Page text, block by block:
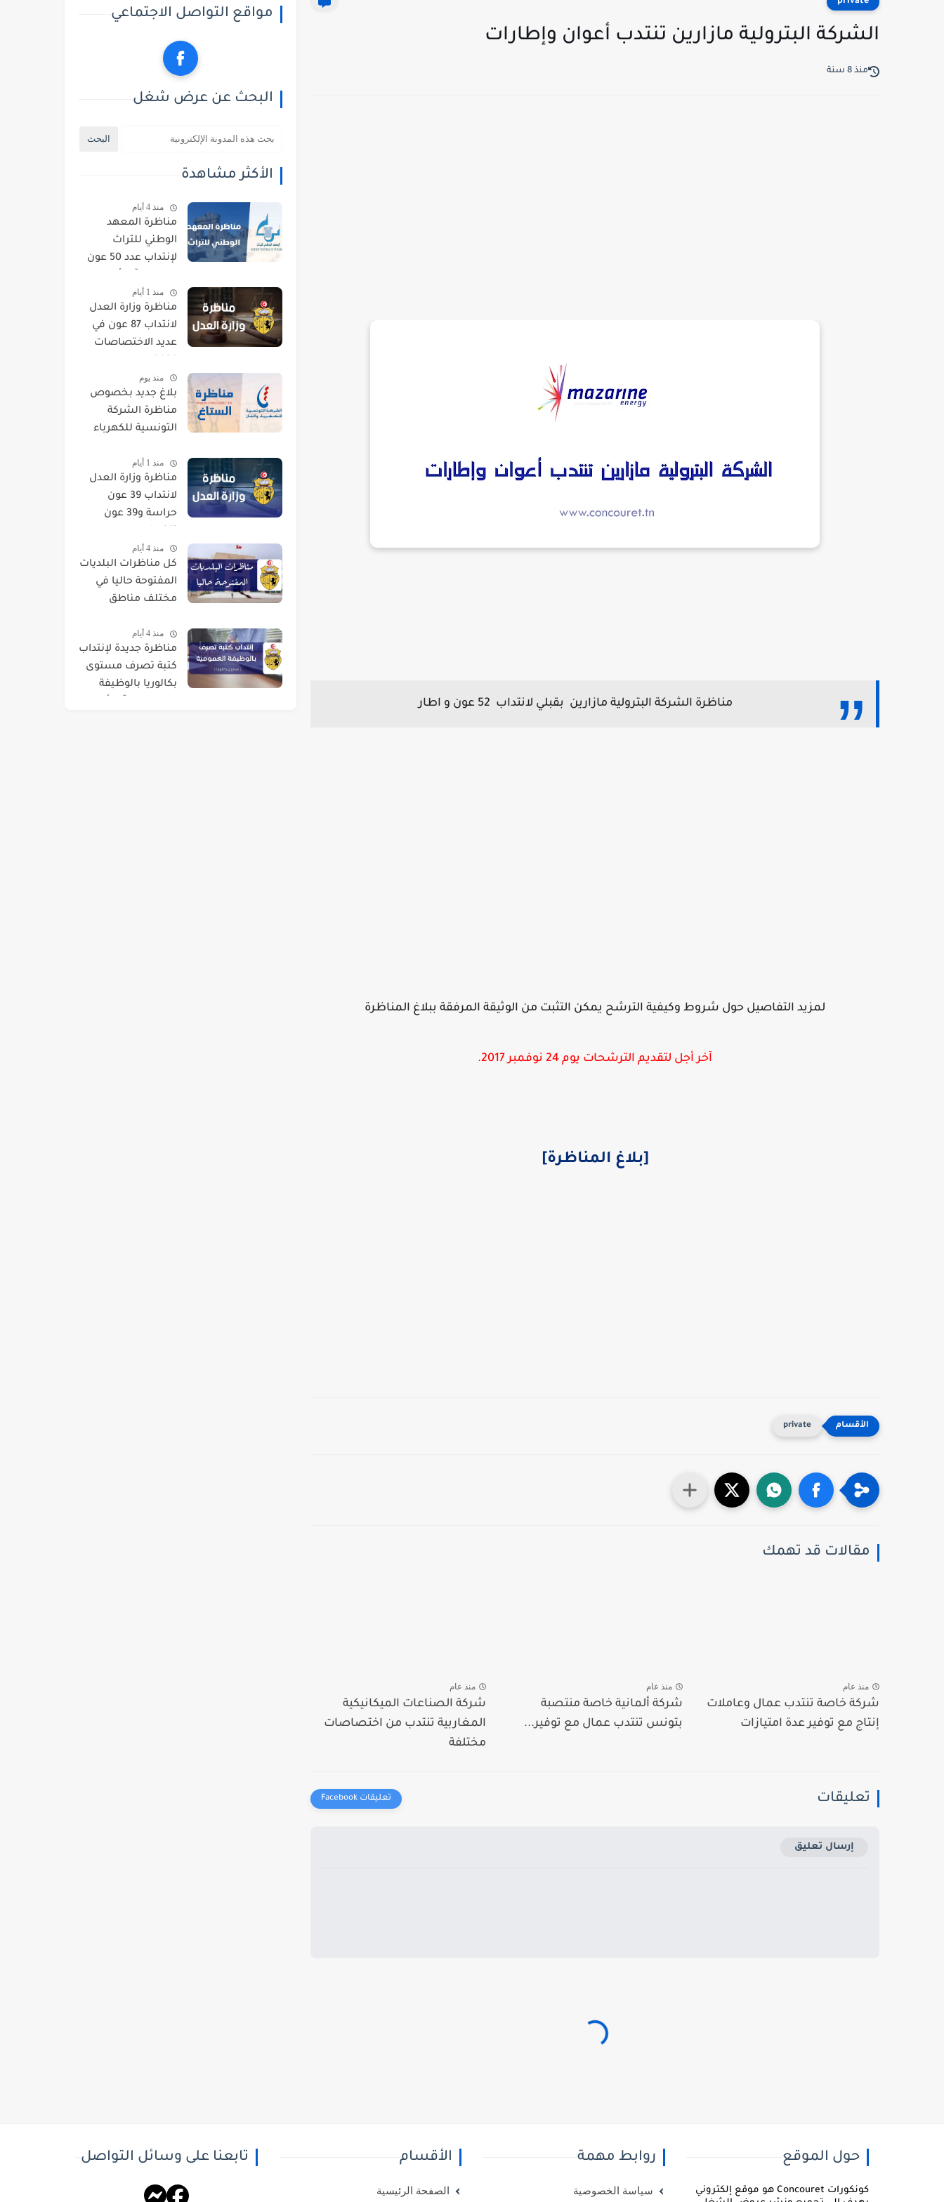
الشركة البترولية مازارين تنتدب أعوان وإطارات
منذ 8 سنة
مناظرة الشركة البترولية مازارين بقبلي لانتداب 52 عون و اطار
لمزيد التفاصيل حول شروط وكيفية الترشح يمكن التثبت من الوثيقة المرفقة ببلاغ المناظرة
آخر أجل لتقديم الترشحات يوم 24 نوفمبر 2017.
[بلاغ المناظرة]
private
مقالات قد تهمك
منذ عام
شركة خاصة تنتدب عمال وعاملات
إنتاج مع توفير عدة امتيازات
منذ عام
شركة ألمانية خاصة منتصبة
بتونس تنتدب عمال مع توفير...
منذ عام
شركة الصناعات الميكانيكية
المغاربية تنتدب من اختصاصات
مختلفة
تعليقات
إرسال تعليق
مواقع التواصل الاجتماعي
البحث عن عرض شغل
الأكثر مشاهدة
منذ 4 أيام
مناظرة المعهد
الوطني للتراث
لإنتداب عدد 50 عون
2026
منذ 1 أيام
مناظرة وزارة العدل
لانتداب 87 عون في
عديد الاختصاصات
منذ يوم
بلاغ جديد بخصوص
مناظرة الشركة
التونسية للكهرباء
إطارات
منذ 1 أيام
مناظرة وزارة العدل
لانتداب 39 عون
حراسة و39 عون
منذ 4 أيام
كل مناظرات البلديات
المفتوحة حاليا في
مختلف مناطق
منذ 4 أيام
مناظرة جديدة لإنتداب
كتبة تصرف مستوى
بكالوريا بالوظيفة
حول الموقع
كونكورات Concouret هو موقع إلكتروني
روابط مهمة
سياسة الخصوصية
الأقسام
الصفحة الرئيسية
تابعنا على وسائل التواصل